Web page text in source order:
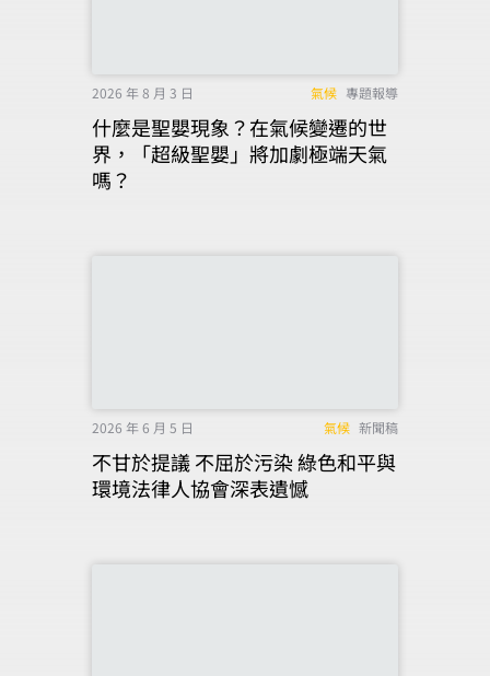
2026 年 8 月 3 日 氣候 專題報導
什麼是聖嬰現象？在氣候變遷的世
界，「超級聖嬰」將加劇極端天氣
嗎？
2026 年 6 月 5 日 氣候 新聞稿
不甘於提議 不屈於污染 綠色和平與
環境法律人協會深表遺憾